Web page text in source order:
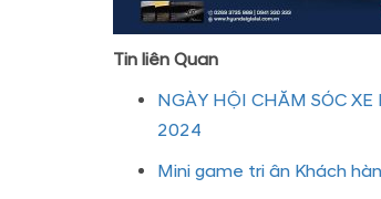
Tin liên Quan
NGÀY HỘI CHĂM SÓC
2024
Mini game tri ân Khách